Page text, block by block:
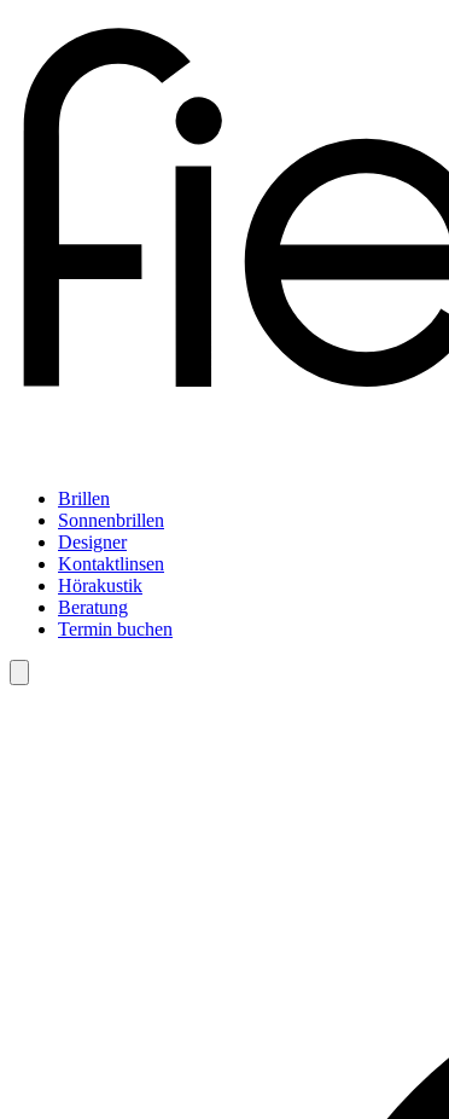
Brillen
Sonnenbrillen
Designer
Kontaktlinsen
Hörakustik
Beratung
Termin buchen